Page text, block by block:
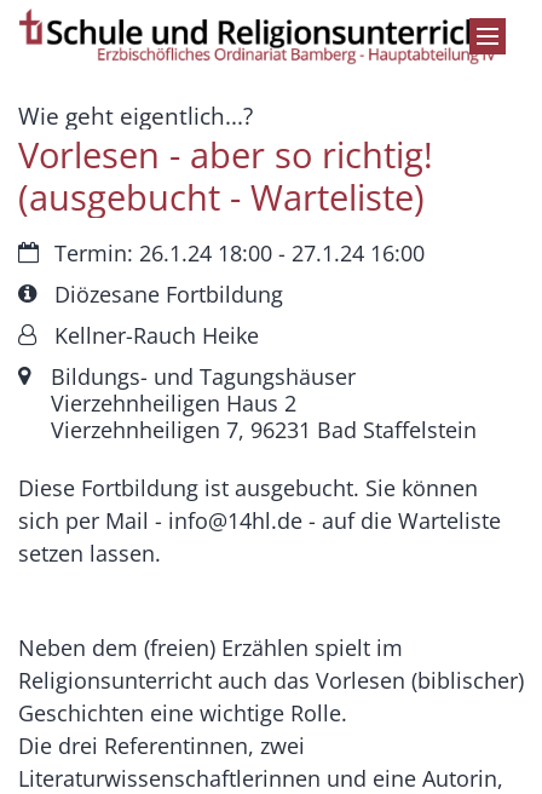
Zum Inhalt springen
Wie geht eigentlich...?:
Vorlesen - aber so richtig!
(ausgebucht - Warteliste)
Datum:Termin: 26.1.24 18:00 - 27.1.24 16:00
Art bzw. Nummer:
Diözesane Fortbildung
Von:Kellner-Rauch Heike
Ort:Bildungs- und Tagungshäuser
Vierzehnheiligen Haus 2
Vierzehnheiligen 7, 96231 Bad Staffelstein
Diese Fortbildung ist ausgebucht. Sie können
sich per Mail - info@14hl.de - auf die Warteliste
setzen lassen.
Neben dem (freien) Erzählen spielt im
Religionsunterricht auch das Vorlesen (biblischer)
Geschichten eine wichtige Rolle.
Die drei Referentinnen, zwei
Literaturwissenschaftlerinnen und eine Autorin,